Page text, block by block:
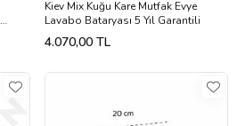
Kiev Mix Kuğu Kare Mutfak Evye
Lavabo Bataryası 5 Yıl Garantili
4.070,00 TL